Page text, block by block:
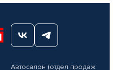
Автосалон (отдел продаж